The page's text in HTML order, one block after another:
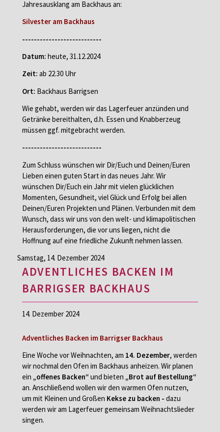
Jahresausklang am Backhaus an:
Silvester am Backhaus
---------------------------
Datum: heute, 31.12.2024
Zeit: ab 22.30 Uhr
Ort: Backhaus Barrigsen
Wie gehabt, werden wir das Lagerfeuer anzünden und
Getränke bereithalten, d.h. Essen und Knabberzeug
müssen ggf. mitgebracht werden.
---------------------------
Zum Schluss wünschen wir Dir/Euch und Deinen/Euren
Lieben einen guten Start in das neues Jahr. Wir
wünschen Dir/Euch ein Jahr mit vielen glücklichen
Momenten, Gesundheit, viel Glück und Erfolg bei allen
Deinen/Euren Projekten und Plänen. Verbunden mit dem
Wunsch, dass wir uns von den welt- und klimapolitischen
Herausforderungen, die vor uns liegen, nicht die
Hoffnung auf eine friedliche Zukunft nehmen lassen.
Samstag, 14. Dezember 2024
ADVENTLICHES BACKEN IM
BARRIGSER BACKHAUS
14. Dezember 2024
Adventliches Backen im Barrigser Backhaus
Eine Woche vor Weihnachten, am 14. Dezember, werden
wir nochmal den Ofen im Backhaus anheizen. Wir planen
ein „offenes Backen“ und bieten „Brot auf Bestellung“
an. Anschließend wollen wir den warmen Ofen nutzen,
um mit Kleinen und Großen Kekse zu backen - dazu
werden wir am Lagerfeuer gemeinsam Weihnachtslieder
singen.